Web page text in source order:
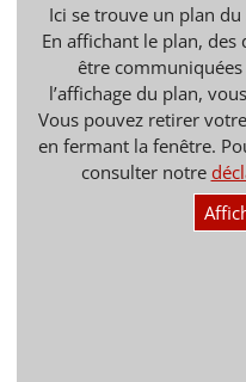
Ici se trouve un plan
En affichant le plan,
être
l’affichage du plan,
Vous pouvez retirer
en fermant la fenêtre.
consulter notre